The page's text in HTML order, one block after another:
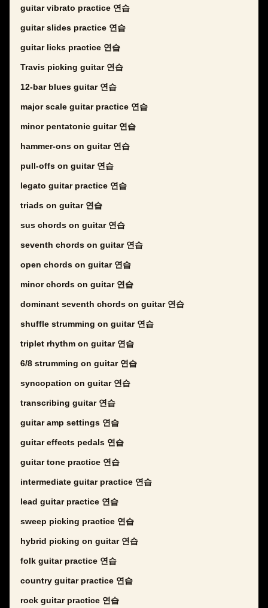
guitar vibrato practice 연습
guitar slides practice 연습
guitar licks practice 연습
Travis picking guitar 연습
12-bar blues guitar 연습
major scale guitar practice 연습
minor pentatonic guitar 연습
hammer-ons on guitar 연습
pull-offs on guitar 연습
legato guitar practice 연습
triads on guitar 연습
sus chords on guitar 연습
seventh chords on guitar 연습
open chords on guitar 연습
minor chords on guitar 연습
dominant seventh chords on guitar 연습
shuffle strumming on guitar 연습
triplet rhythm on guitar 연습
6/8 strumming on guitar 연습
syncopation on guitar 연습
transcribing guitar 연습
guitar amp settings 연습
guitar effects pedals 연습
guitar tone practice 연습
intermediate guitar practice 연습
lead guitar practice 연습
sweep picking practice 연습
hybrid picking on guitar 연습
folk guitar practice 연습
country guitar practice 연습
rock guitar practice 연습